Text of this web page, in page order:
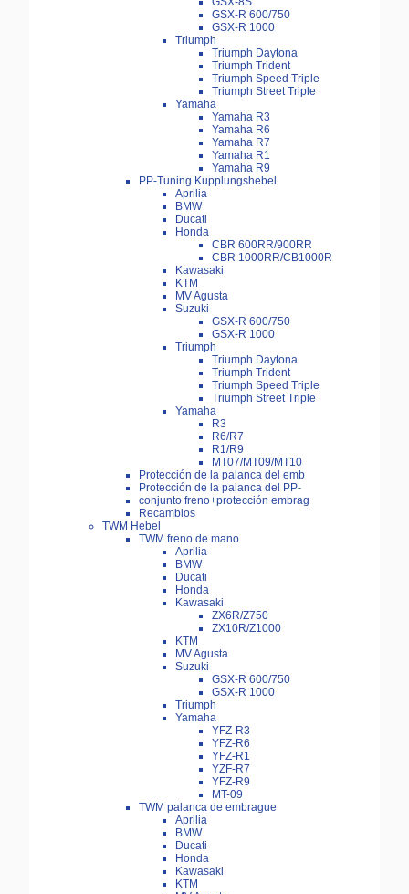
GSX-R 600/750
GSX-R 1000
Triumph
Triumph Daytona
Triumph Trident
Triumph Speed Triple
Triumph Street Triple
Yamaha
Yamaha R3
Yamaha R6
Yamaha R7
Yamaha R1
Yamaha R9
PP-Tuning Kupplungshebel
Aprilia
BMW
Ducati
Honda
CBR 600RR/900RR
CBR 1000RR/CB1000R
Kawasaki
KTM
MV Agusta
Suzuki
GSX-R 600/750
GSX-R 1000
Triumph
Triumph Daytona
Triumph Trident
Triumph Speed Triple
Triumph Street Triple
Yamaha
R3
R6/R7
R1/R9
MT07/MT09/MT10
Protección de la palanca del emb
Protección de la palanca del PP-
conjunto freno+protección embrag
Recambios
TWM Hebel
TWM freno de mano
Aprilia
BMW
Ducati
Honda
Kawasaki
ZX6R/Z750
ZX10R/Z1000
KTM
MV Agusta
Suzuki
GSX-R 600/750
GSX-R 1000
Triumph
Yamaha
YFZ-R3
YFZ-R6
YFZ-R1
YZF-R7
YFZ-R9
MT-09
TWM palanca de embrague
Aprilia
BMW
Ducati
Honda
Kawasaki
KTM